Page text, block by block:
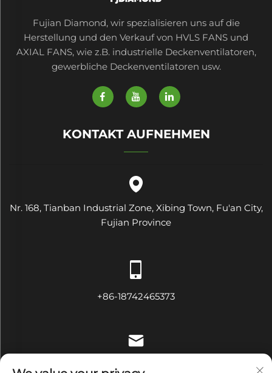
Fujian Diamond, wir spezialisieren uns auf die
Herstellung und den Verkauf von HVLS FANS und
AXIAL FANS, wie z.B. industrielle Deckenventilatoren,
gewerbliche Deckenventilatoren usw.
KONTAKT AUFNEHMEN
Nr. 168, Tianban Industrial Zone, Xibing Town, Fu'an City,
Fujian Province
+86-18742465373